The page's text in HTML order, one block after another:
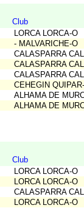
Club
LORCA LORCA-O
- MALVARICHE-O
CALASPARRA
CALASPARRA
CALASPARRA
CEHEGIN
ALHAMA DE
ALHAMA DE
Club
LORCA LORCA-O
LORCA LORCA-O
CALASPARRA
LORCA LORCA-O